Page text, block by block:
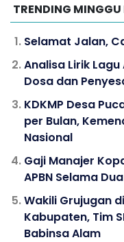
TRENDING MINGGU
Selamat Jalan,
Analisa Lirik Lagu
Dosa dan
KDKMP Desa
per Bulan,
Nasional
Gaji Manajer
APBN Selama
Wakili Grujugan
Kabupaten, Tim
Babinsa Alam